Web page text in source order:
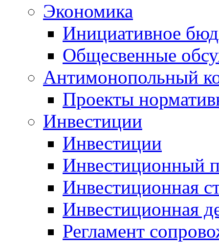
Экономика
Инициативное
Общесвенные
Антимонопольный
Проекты
Инвестиции
Инвестиции
Инвестиционный
Инвестиционная
Инвестиционная
Регламент